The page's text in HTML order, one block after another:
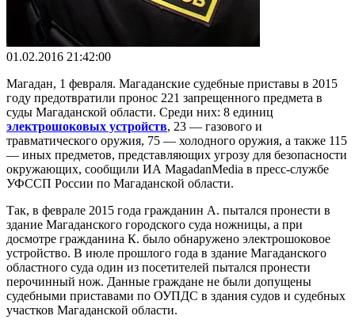
01.02.2016 21:42:00
Магадан, 1 февраля. Магаданские судебные приставы в 2015
году предотвратили пронос 221 запрещенного предмета в
суды Магаданской области. Среди них: 8 единиц
электрошоковых устройств, 23 — газового и
травматического оружия, 75 — холодного оружия, а также 115
— иных предметов, представляющих угрозу для безопасности
окружающих, сообщили ИА MagadanMedia в пресс-службе
УФССП России по Магаданской области.
Так, в феврале 2015 года гражданин А. пытался пронести в
здание Магаданского городского суда ножницы, а при
досмотре гражданина К. было обнаружено электрошоковое
устройство. В июле прошлого года в здание Магаданского
областного суда один из посетителей пытался пронести
перочинный нож. Данные граждане не были допущены
судебными приставами по ОУПДС в здания судов и судебных
участков Магаданской области.